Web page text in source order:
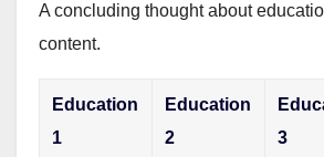
A concluding thought about
content.
Education
1
Education
2
3